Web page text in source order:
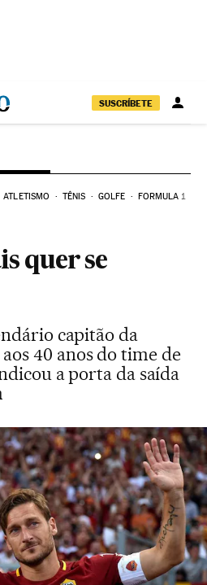
SUSCRÍBETE
ATLETISMO TÊNIS GOLFE FORMULA 1
quer se
capitão da
40 anos do time de
a porta da saída